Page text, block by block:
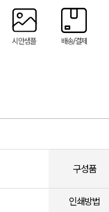
시안샘플 배송/결제
구성품
인쇄방법